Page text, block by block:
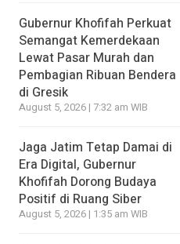
Gubernur Khofifah Perkuat
Semangat Kemerdekaan
Lewat Pasar Murah dan
Pembagian Ribuan Bendera
di Gresik
August 5, 2026 | 7:32 am WIB
Jaga Jatim Tetap Damai di
Era Digital, Gubernur
Khofifah Dorong Budaya
Positif di Ruang Siber
August 5, 2026 | 1:35 am WIB